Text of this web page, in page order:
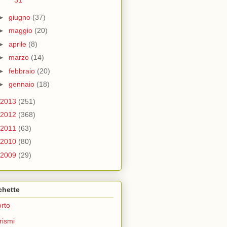
giugno (37)
maggio (20)
aprile (8)
marzo (14)
febbraio (20)
gennaio (18)
2013 (251)
2012 (368)
2011 (63)
2010 (80)
2009 (29)